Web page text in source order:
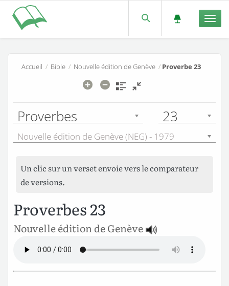
Accueil / Bible/ Nouvelle édition de Genève/ Proverbe 23
Proverbes 23
Nouvelle édition de Genève (NEG) - 1979
Un clic sur un verset envoie vers le comparateur
de versions.
Proverbes 23
Nouvelle édition de Genève